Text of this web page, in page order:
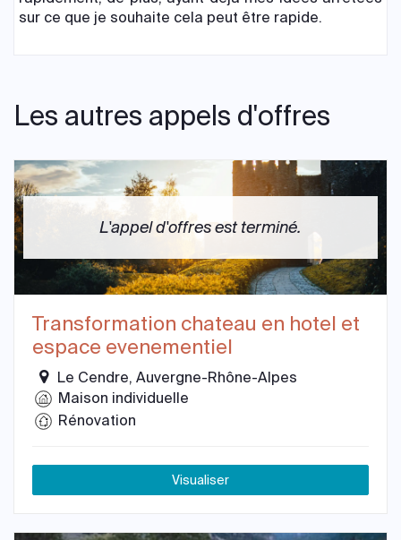
sur ce que je souhaite cela peut être rapide.
Les autres appels d'offres
L'appel d'offres est terminé.
Transformation chateau en hotel et
espace evenementiel
Le Cendre, Auvergne-Rhône-Alpes
Maison individuelle
Rénovation
Visualiser